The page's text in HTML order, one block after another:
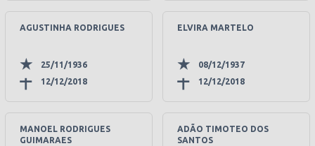
AGUSTINHA RODRIGUES
25/11/1936
12/12/2018
ELVIRA MARTELO
08/12/1937
12/12/2018
MANOEL RODRIGUES
GUIMARAES
ADÃO TIMOTEO DOS
SANTOS